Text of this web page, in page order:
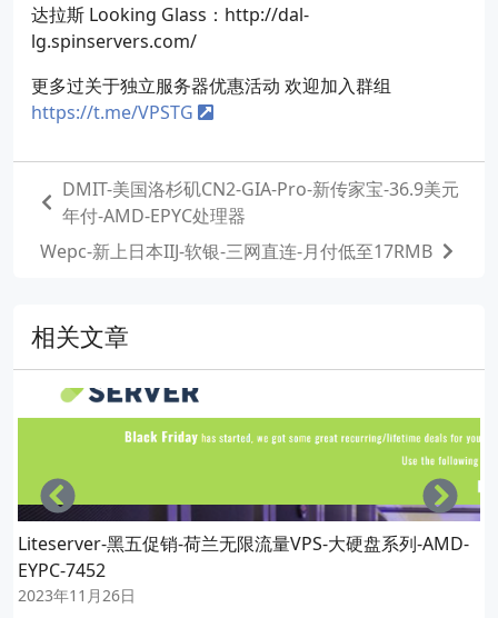
达拉斯 Looking Glass：http://dal-
lg.spinservers.com/
更多过关于独立服务器优惠活动 欢迎加入群组
https://t.me/VPSTG
DMIT-美国洛杉矶CN2-GIA-Pro-新传家宝-36.9美元
年付-AMD-EPYC处理器
Wepc-新上日本IIJ-软银-三网直连-月付低至17RMB
相关文章
Liteserver-黑五促销-荷兰无限流量VPS-大硬盘系列-AMD-
EYPC-7452
2023年11月26日
Left